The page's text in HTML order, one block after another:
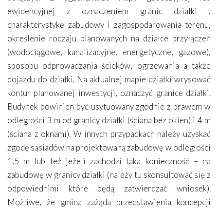
ewidencyjnej z oznaczeniem granic działki ,
charakterystykę zabudowy i zagospodarowania terenu,
określenie rodzaju planowanych na działce przyłączeń
(wodociągowe, kanalizacyjne, energetyczne, gazowe),
sposobu odprowadzania ścieków, ogrzewania a także
dojazdu do działki. Na aktualnej mapie działki wrysować
kontur planowanej inwestycji, oznaczyć granice działki.
Budynek powinien być usytuowany zgodnie z prawem w
odległości 3 m od granicy działki (ściana bez okien) i 4 m
(ściana z oknami). W innych przypadkach należy uzyskać
zgodę sąsiadów na projektowaną zabudowę w odległości
1,5 m lub też jeżeli zachodzi taka konieczność – na
zabudowę w granicy działki (należy tu skonsultować się z
odpowiednimi które będą zatwierdzać wniosek).
Możliwe, że gmina zażąda przedstawienia koncepcji